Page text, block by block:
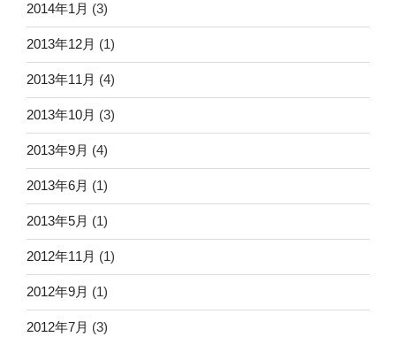
2014年1月 (3)
2013年12月 (1)
2013年11月 (4)
2013年10月 (3)
2013年9月 (4)
2013年6月 (1)
2013年5月 (1)
2012年11月 (1)
2012年9月 (1)
2012年7月 (3)